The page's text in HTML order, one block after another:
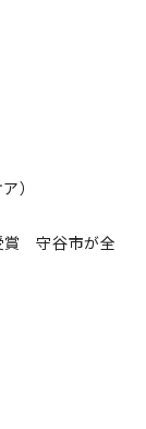
）
賞 守谷市が全